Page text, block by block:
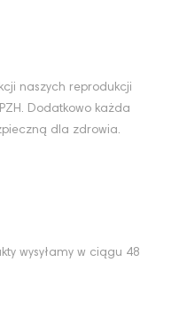
naszych reprodukcji
Dodatkowo każda
dla zdrowia.
wysyłamy w ciągu 48